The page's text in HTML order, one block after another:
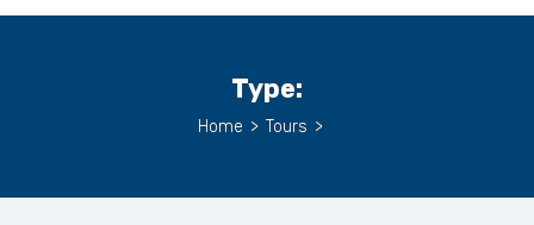
Type:
Home > Tours >